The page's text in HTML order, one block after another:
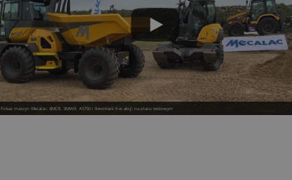
Pokaz maszyn Mecalac: 8MCR, 9MWR, AS750 i Revotrack 9 w akcji na placu testowym